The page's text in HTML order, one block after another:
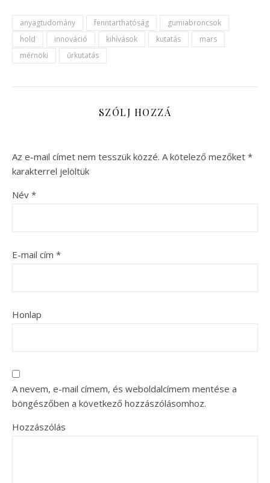
anyagtudomány fenntarthatóság
gumiabroncsok
hold
innováció kihívások kutatás
mars
mérnöki
űrkutatás
SZÓLJ HOZZÁ
Az e-mail címet nem tesszük közzé. A kötelező mezőket *
karakterrel jelöltük
Név *
E-mail cím *
Honlap
A nevem, e-mail címem, és weboldalcímem mentése a
böngészőben a következő hozzászólásomhoz.
Hozzászólás